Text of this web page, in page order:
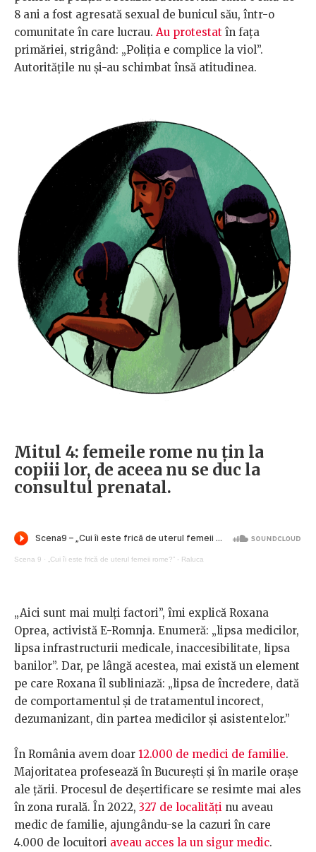
8 ani a fost agresată sexual de bunicul său, într-o
comunitate în care lucrau. Au protestat în fața
primăriei, strigând: „Poliția e complice la viol”.
Autoritățile nu și-au schimbat însă atitudinea.
Mitul 4: femeile rome nu țin la
copiii lor, de aceea nu se duc la
consultul prenatal.
Scena 9 · „Cui îi este frică de uterul femeii rome?” - Raluca
„Aici sunt mai mulți factori”, îmi explică Roxana
Oprea, activistă E-Romnja. Enumeră: „lipsa medicilor,
lipsa infrastructurii medicale, inaccesibilitate, lipsa
banilor”. Dar, pe lângă acestea, mai există un element
pe care Roxana îl subliniază: „lipsa de încredere, dată
de comportamentul și de tratamentul incorect,
dezumanizant, din partea medicilor și asistentelor.”
În România avem doar 12.000 de medici de familie.
Majoritatea profesează în București și în marile orașe
ale țării. Procesul de deșertificare se resimte mai ales
în zona rurală. În 2022, 327 de localități nu aveau
medic de familie, ajungându-se la cazuri în care
4.000 de locuitori aveau acces la un sigur medic.